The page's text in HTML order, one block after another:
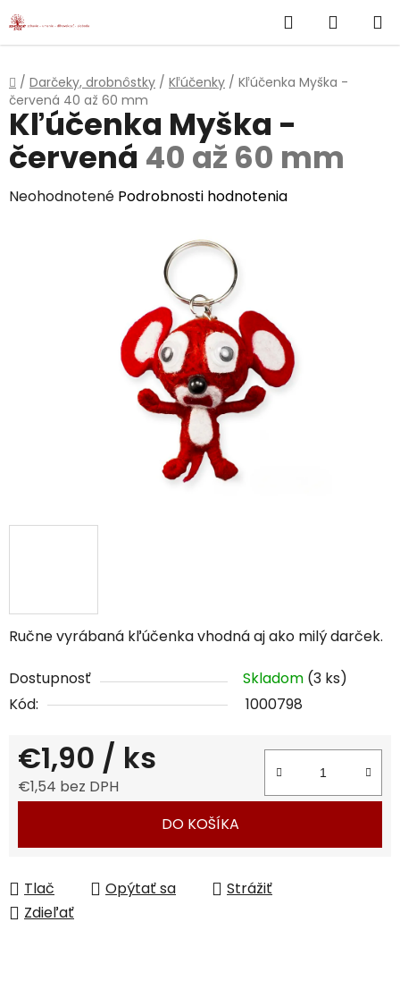
Prejsť
na
Hľadať
KOŠÍK
Domov
/ Darčeky, drobnôstky / Kľúčenky / Kľúčenka Myška -
červená 40 až 60 mm
Ručne vyrábaná kľúčenka vhodná aj ako milý darček.
Dostupnosť Skladom (3 ks)
Kód:
1000798
€1,90 / ks
€1,54 bez DPH
DO KOŠÍKA
Tlač Opýtať sa
Strážiť
Zdieľať
Kľúčenka Myška -
červená 40 až 60 mm
Priemerné
Neohodnotené Podrobnosti hodnotenia